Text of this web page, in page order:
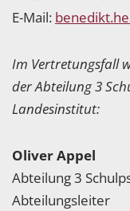
E-Mail:
Im Vertretungsfall
der Abteilung 3
Landesinstitut:
Oliver Appel
Abteilung 3
Abteilungsleiter